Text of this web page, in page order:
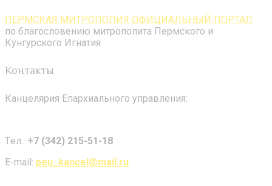
ПЕРМСКАЯ МИТРОПОЛИЯ ОФИЦИАЛЬНЫЙ ПОРТАЛ
по благословению митрополита Пермского и
Кунгурского Игнатия
Контакты
Канцелярия Епархиального управления:
Tел.: +7 (342) 215-51-18
E-mail: peu_kancel@mail.ru